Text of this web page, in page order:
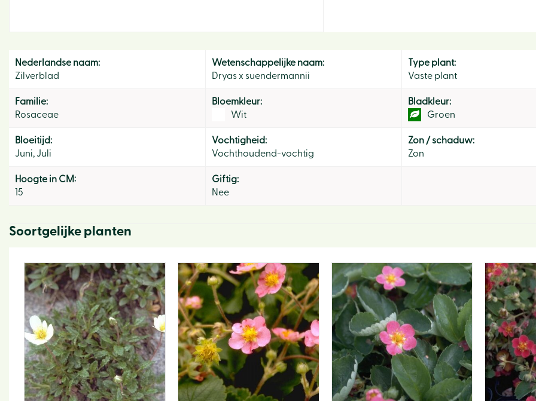
Nederlandse naam:
Zilverblad
Wetenschappelijke naam:
Dryas x suendermannii
Type plant:
Vaste plant
Familie:
Rosaceae
Bloemkleur:
Wit
Bladkleur:
Groen
Bloeitijd:
Juni, Juli
Vochtigheid:
Vochthoudend-vochtig
Zon / schaduw:
Zon
Hoogte in CM:
15
Giftig:
Nee
Soortgelijke planten